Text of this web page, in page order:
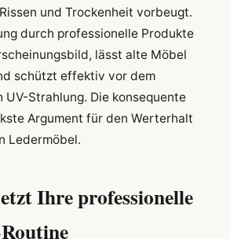
und Trockenheit vorbeugt.
durch professionelle Produkte
lässt alte Möbel
schützt effektiv vor dem
UV-Strahlung. Die konsequente
Argument für den Werterhalt
Ledermöbel.
Ihre professionelle